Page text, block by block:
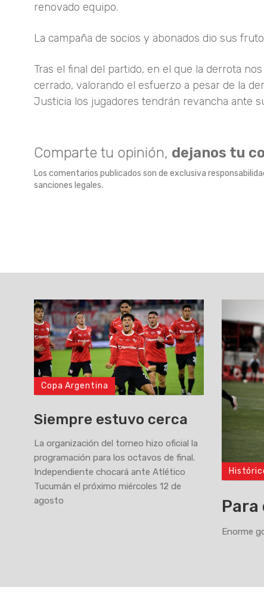
renovado equipo.
La campaña de socios y abonados dio sus
Tras el final del partido, en el que la derrota
cerrado, valorando el esfuerzo a pesar de la
Justicia los jugadores tendrán revancha ante
Comparte tu opinión, dejanos tu
Los comentarios publicados son de exclusiva
sanciones legales.
Copa Argentina
Siempre estuvo cerca
La organización del torneo hizo oficial la
programación para los octavos de final.
Independiente chocará ante Atlético
Tucumán el próximo miércoles 12 de
agosto
Enorme